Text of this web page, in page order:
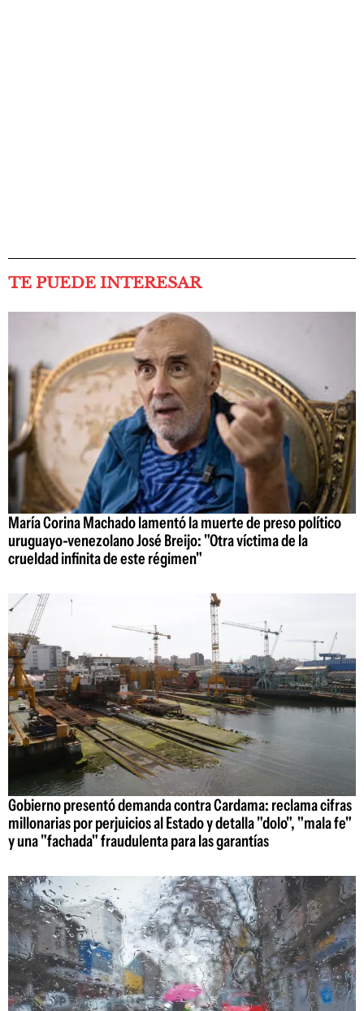
TE PUEDE INTERESAR
María Corina Machado lamentó la muerte de preso político
uruguayo-venezolano José Breijo: "Otra víctima de la
crueldad infinita de este régimen"
Gobierno presentó demanda contra Cardama: reclama cifras
millonarias por perjuicios al Estado y detalla "dolo", "mala fe"
y una "fachada" fraudulenta para las garantías